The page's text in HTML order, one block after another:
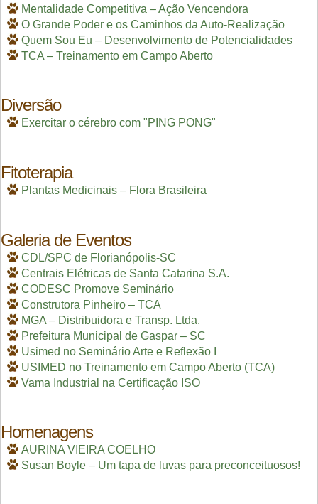
Mentalidade Competitiva – Ação Vencendora
O Grande Poder e os Caminhos da Auto-Realização
Quem Sou Eu – Desenvolvimento de Potencialidades
TCA – Treinamento em Campo Aberto
Diversão
Exercitar o cérebro com "PING PONG"
Fitoterapia
Plantas Medicinais – Flora Brasileira
Galeria de Eventos
CDL/SPC de Florianópolis-SC
Centrais Elétricas de Santa Catarina S.A.
CODESC Promove Seminário
Construtora Pinheiro – TCA
MGA – Distribuidora e Transp. Ltda.
Prefeitura Municipal de Gaspar – SC
Usimed no Seminário Arte e Reflexão I
USIMED no Treinamento em Campo Aberto (TCA)
Vama Industrial na Certificação ISO
Homenagens
AURINA VIEIRA COELHO
Susan Boyle – Um tapa de luvas para preconceituosos!